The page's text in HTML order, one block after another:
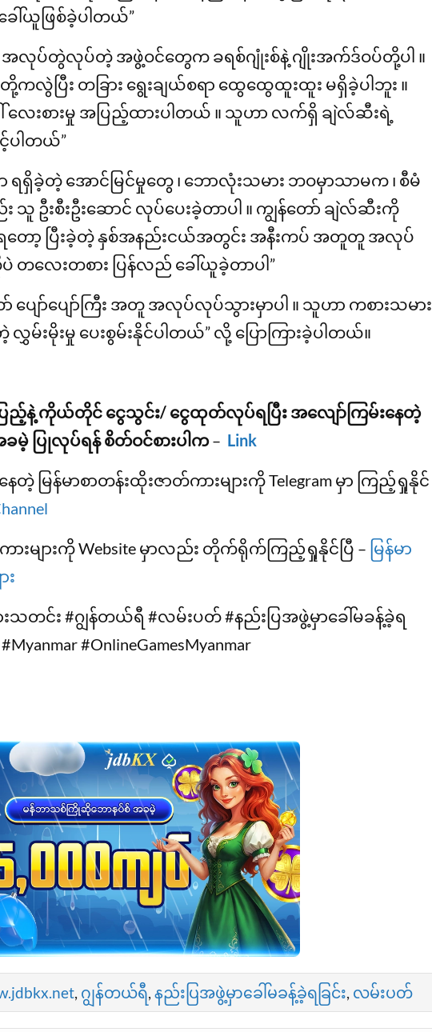
ေါ်ယူဖြစ်ခဲ့ပါတယ်”
အလုပ်တွဲလုပ်တဲ့ အဖွဲ့ဝင်တွေက ခရစ်ဂျုံးစ်နဲ့ ဂျိုးအက်ဒ်ဝပ်တို့ပါ ။
ကလွဲပြီး တခြား ရွေးချယ်စရာ ထွေထွေထူးထူး မရှိခဲ့ပါဘူး ။
လေးစားမှု အပြည့်ထားပါတယ် ။ သူဟာ လက်ရှိ ချဲလ်ဆီးရဲ့
င့်ပါတယ်”
ရှိခဲ့တဲ့ အောင်မြင်မှုတွေ ၊ ဘောလုံးသမား ဘဝမှာသာမက ၊ စီမံ
သူ ဦးစီးဦးဆောင် လုပ်ပေးခဲ့တာပါ ။ ကျွန်တော် ချဲလ်ဆီးကို
တော့ ပြီးခဲ့တဲ့ နှစ်အနည်းငယ်အတွင်း အနီးကပ် အတူတူ အလုပ်
လေးတစား ပြန်လည် ခေါ်ယူခဲ့တာပါ”
ပျော်ပျော်ကြီး အတူ အလုပ်လုပ်သွားမှာပါ ။ သူဟာ ကစားသမား
လွှမ်းမိုးမှု ပေးစွမ်းနိုင်ပါတယ်” လို့ ပြောကြားခဲ့ပါတယ်။
ပြည့်နဲ့ ကိုယ်တိုင် ငွေသွင်း/ ငွေထုတ်လုပ်ရပြီး အလျော်ကြမ်းနေတဲ့
မဲ့ ပြုလုပ်ရန် စိတ်ဝင်စားပါက– Link
ေတဲ့ မြန်မာစာတန်းထိုးဇာတ်ကားများကို Telegram မှာ ကြည့်ရှုနိုင်
ကားများကို Website မှာလည်း တိုက်ရိုက်ကြည့်ရှုနိုင်ပြီ – မြန်မာ
း
ားသတင်း #ဂျွန်တယ်ရီ #လမ်းပတ် #နည်းပြအဖွဲ့မှာခေါ်မခန့်ခဲ့ရ
#Myanmar #OnlineGamesMyanmar
, ဂျွန်တယ်ရီ,နည်းပြအဖွဲ့မှာခေါ်မခန့်ခဲ့ရခြင်း, လမ်းပတ်